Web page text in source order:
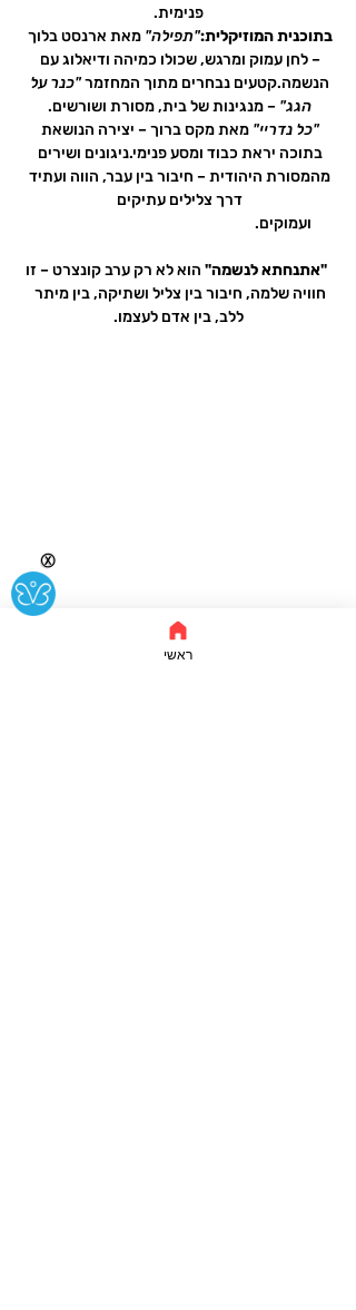
פנימית.
בתוכנית המוזיקלית:"תפילה" מאת ארנסט בלוך
– לחן עמוק ומרגש, שכולו כמיהה ודיאלוג עם
הנשמה.קטעים נבחרים מתוך המחזמר "כנר על
הגג" – מנגינות של בית, מסורת ושורשים.
"כל נדריי" מאת מקס ברוך – יצירה הנושאת
בתוכה יראת כבוד ומסע פנימי.ניגונים ושירים
מהמסורת היהודית – חיבור בין עבר, הווה ועתיד
דרך צלילים עתיקים
ועמוקים.
"אתנחתא לנשמה" הוא לא רק ערב קונצרט – זו
חוויה שלמה, חיבור בין צליל ושתיקה, בין מיתר
ללב, בין אדם לעצמו.
ראשי
Ⓧ